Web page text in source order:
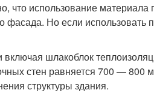
что использование материала
фасада. Но если
шлакоблок
стен равняется 700 — 800
структуры здания.